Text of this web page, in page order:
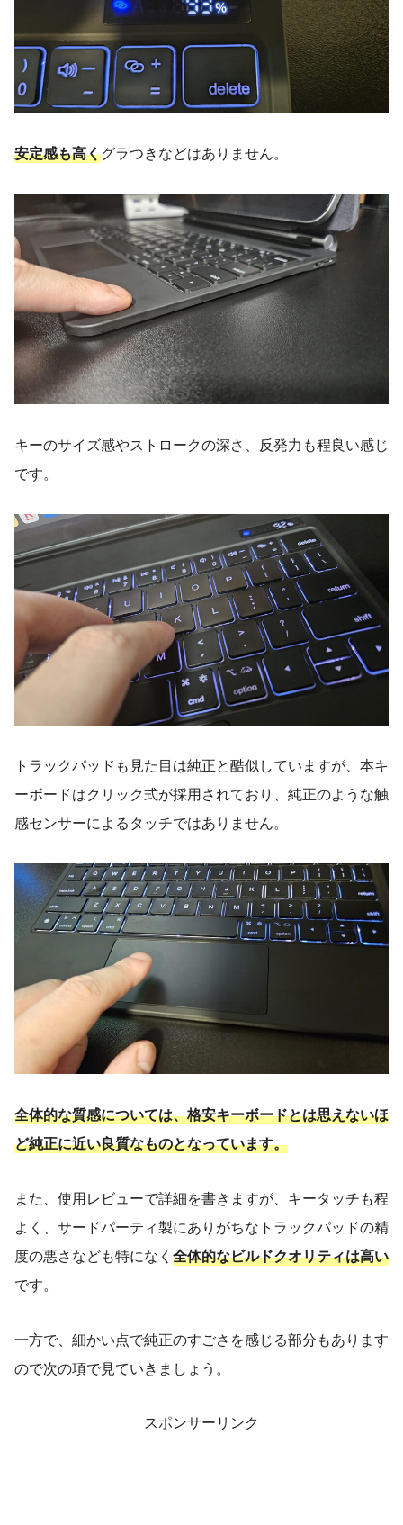
安定感も高くグラつきなどはありません。
キーのサイズ感やストロークの深さ、反発力も程良い感じ
です。
トラックパッドも見た目は純正と酷似していますが、本キ
ーボードはクリック式が採用されており、純正のような触
感センサーによるタッチではありません。
全体的な質感については、格安キーボードとは思えないほ
ど純正に近い良質なものとなっています。
また、使用レビューで詳細を書きますが、キータッチも程
よく、サードパーティ製にありがちなトラックパッドの精
度の悪さなども特になく 全体的なビルドクオリティは高い
です。
一方で、細かい点で純正のすごさを感じる部分もあります
ので次の項で見ていきましょう。
スポンサーリンク